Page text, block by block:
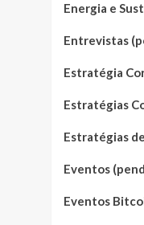
Energia e
Entrevistas
Estratégia
Estratégias
Estratégias
Eventos
Eventos